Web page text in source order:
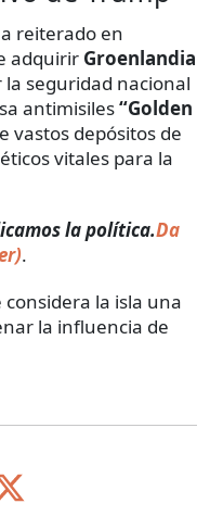
reiterado en
adquirir Groenlandia
seguridad nacional
antimisiles“Golden
vastos depósitos de
vitales para la
la política.Da
.
la isla una
la influencia de